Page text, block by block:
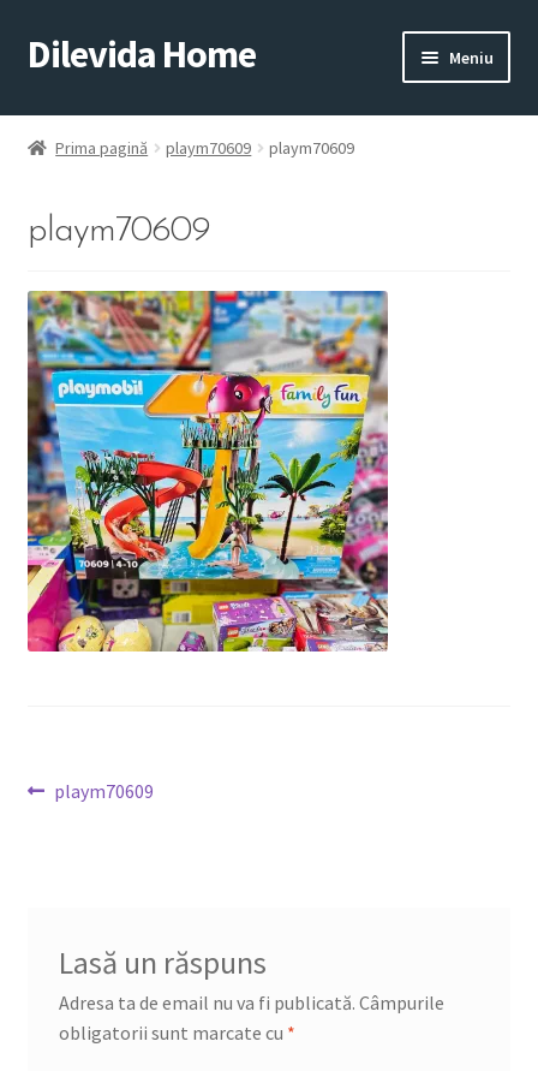
Sari
la
Sari
la
Dilevida Home Meniu
COPII
JUCARII
ROYALTY
LINE
DETERGENT
ÎNGRIJIRE
Prima pagină playm70609 playm70609
playm70609
Navigare
Articolul
playm70609
Lasă un răspuns
Adresa ta de email nu va fi publicată. Câmpurile
obligatorii sunt marcate cu *